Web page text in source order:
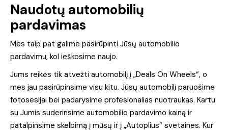
Naudotų automobilių
pardavimas
Mes taip pat galime pasirūpinti Jūsų automobilio
pardavimu, kol ieškosime naujo.
Jums reikės tik atvežti automobilį į „Deals On Wheels“, o
mes jau pasirūpinsime visu kitu. Jūsų automobilį paruošime
fotosesijai bei padarysime profesionalias nuotraukas. Kartu
su Jumis suderinsime automobilio pardavimo kainą ir
patalpinsime skelbimą į mūsų ir į „Autoplius“ svetaines. Kur